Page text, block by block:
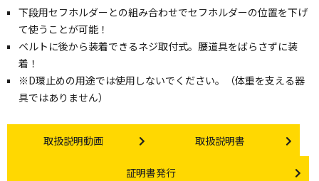
下段用セフホルダーとの組み合わせでセフホルダーの位置を下げ
て使うことが可能！
ベルトに後から装着できるネジ取付式。腰道具をばらさずに装
着！
※D環止めの用途では使用しないでください。（体重を支える器
具ではありません）
Instruction video
取扱説明動画 Instruction manual
取扱説明書
Certificate Issuance
証明書発行